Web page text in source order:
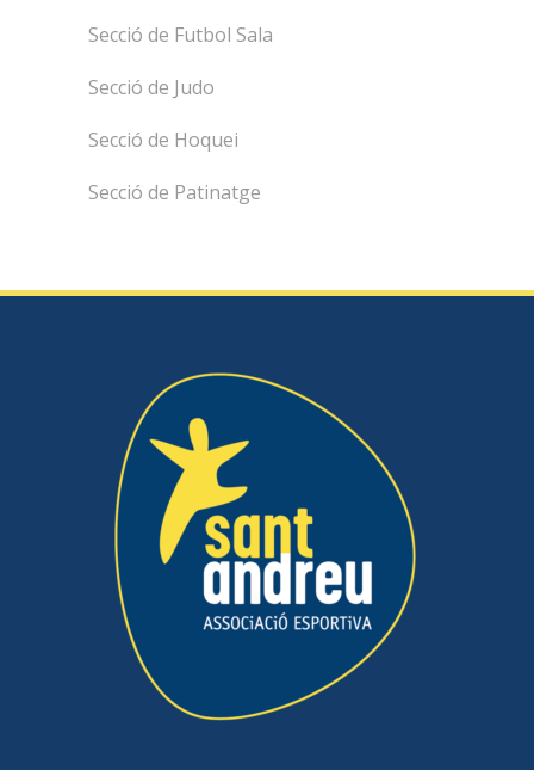
Secció de Futbol Sala
Secció de Judo
Secció de Hoquei
Secció de Patinatge